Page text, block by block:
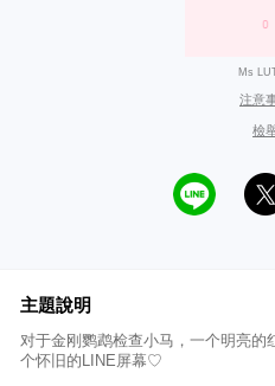
Ms
注意
檢
主題說明
对于金刚鹦鹉检查小马，一个明亮
个怀旧的LINE屏幕♡